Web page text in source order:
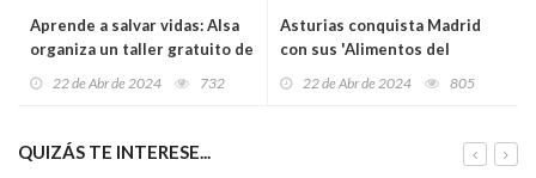
Aprende a salvar vidas: Alsa
organiza un taller gratuito de
22 de Abr de 2024 732
Asturias conquista Madrid
con sus 'Alimentos del
22 de Abr de 2024 805
QUIZÁS TE INTERESE...